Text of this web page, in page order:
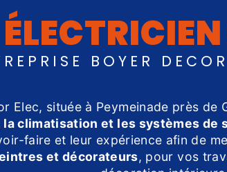
BOYER
Elec, située à Peymeinade près de
la climatisation et les systèmes de
faire et leur expérience afin de
et décorateurs, pour vos